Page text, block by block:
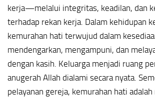
kerja—melalui integritas, keadilan, dan
terhadap rekan kerja. Dalam kehidupan
kemurahan hati terwujud dalam
mendengarkan, mengampuni, dan
dengan kasih. Keluarga menjadi ruang
anugerah Allah dialami secara nyata.
pelayanan gereja, kemurahan hati